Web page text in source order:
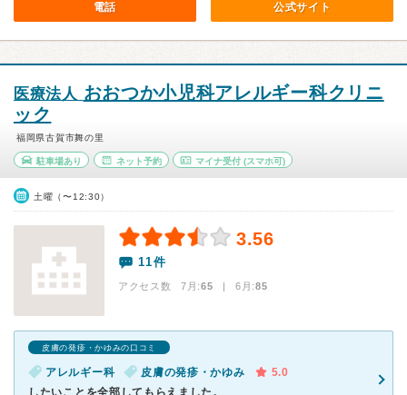
電話 公式サイト
医療法人 おおつか小児科アレルギー科クリニ
ック
福岡県古賀市舞の里
駐車場あり ネット予約 マイナ受付 (スマホ可)
土曜（〜12:30）
3.56
11件
アクセス数 7月:65 | 6月:85
皮膚の発疹・かゆみの口コミ
アレルギー科 皮膚の発疹・かゆみ
5.0
したいことを全部してもらえました。